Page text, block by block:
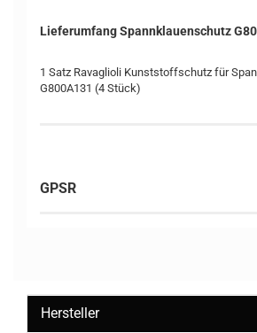
Lieferumfang Spannklauenschutz
1 Satz Ravaglioli Kunststoffschutz für
G800A131 (4 Stück)
GPSR
Hersteller